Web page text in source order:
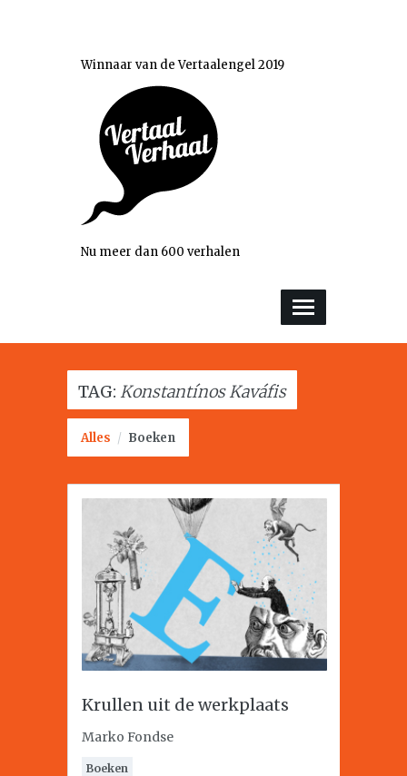
Winnaar van de Vertaalengel 2019
Nu meer dan 600 verhalen
TAG: Konstantínos Kaváfis
Alles / Boeken
Krullen uit de werkplaats
Marko Fondse
Boeken